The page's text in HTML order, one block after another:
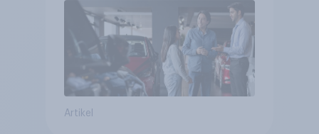
Artikel